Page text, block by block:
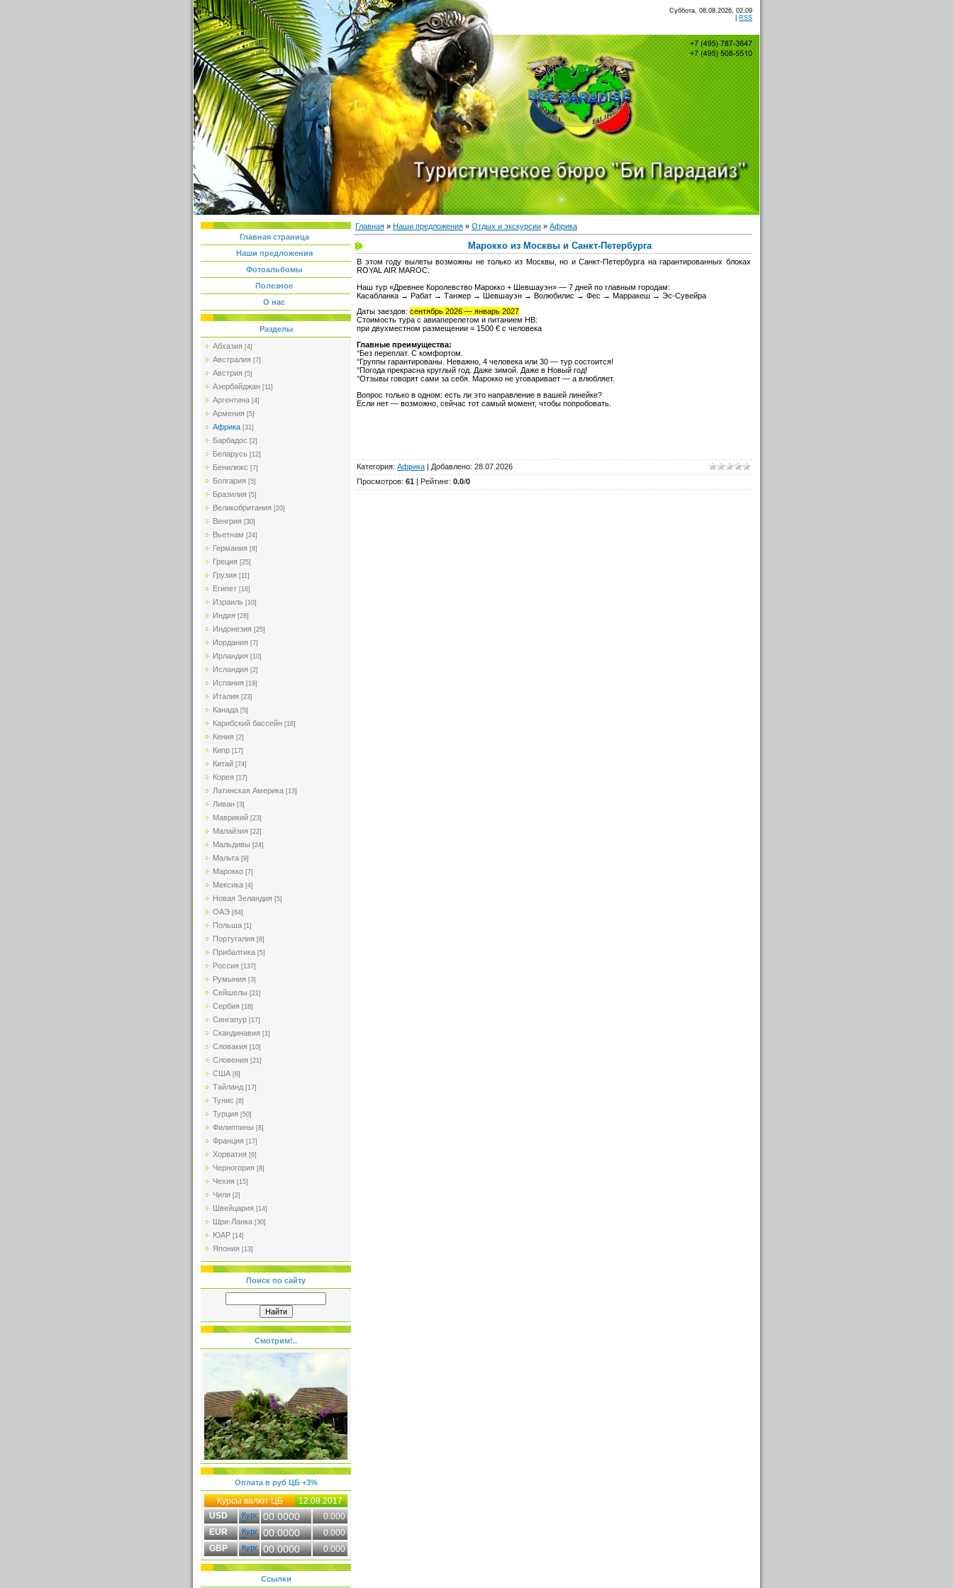
Суббота, 08.08.2026, 02:09
RSS
Главная страница
Наши предложения
Фотоальбомы
Полезное
О нас
Разделы
Абхазия [4]
Австралия [7]
Австрия [5]
Азербайджан [11]
Аргентина [4]
Армения [5]
Африка [31]
Барбадос [2]
Беларусь [12]
Бенилюкс [7]
Болгария [5]
Бразилия [5]
Великобритания [20]
Венгрия [30]
Вьетнам [24]
Германия [8]
Греция [25]
Грузия [11]
Египет [16]
Израиль [10]
Индия [28]
Индонезия [25]
Иордания [7]
Ирландия [10]
Исландия [2]
Испания [19]
Италия [23]
Канада [5]
Карибский бассейн [16]
Кения [2]
Кипр [17]
Китай [74]
Корея [17]
Латинская Америка [13]
Ливан [3]
Маврикий [23]
Малайзия [22]
Мальдивы [24]
Мальта [9]
Марокко [7]
Мексика [4]
Новая Зеландия [5]
ОАЭ [64]
Польша [1]
Португалия [8]
Прибалтика [5]
Россия [137]
Румыния [3]
Сейшелы [21]
Сербия [18]
Сингапур [17]
Скандинавия [1]
Словакия [10]
Словения [21]
США [6]
Тайланд [17]
Тунис [8]
Турция [50]
Филиппины [8]
Франция [17]
Хорватия [6]
Черногория [8]
Чехия [15]
Чили [2]
Швейцария [14]
Шри-Ланка [30]
ЮАР [14]
Япония [13]
Поиск по сайту
Смотрим!..
Оплата в руб ЦБ +3%
Курсы валют ЦБ
12.08.2017
USD
00.0000
0.000
EUR
00.0000
0.000
GBP
00.0000 0.000
Ссылки
Главная » Наши предложения » Отдых и экскурсии » Африка
Марокко из Москвы и Санкт-Петербурга
В этом году вылеты возможны не только из Москвы, но и Санкт-Петербурга на гарантированных блоках
ROYAL AIR MAROC.
Наш тур «Древнее Королевство Марокко + Шевшауэн» — 7 дней по главным городам:
Касабланка → Рабат → Танжер → Шевшауэн → Волюбилис → Фес → Марракеш → Эс-Сувейра
Даты заездов: сентябрь 2026 — январь 2027
Стоимость тура с авиаперелетом и питанием HB:⁣⁣
при двухместном размещении = 1500 € с человека
Главные преимущества:
°Без переплат. С комфортом.
°Группы гарантированы. Неважно, 4 человека или 30 — тур состоится!
°Погода прекрасна круглый год. Даже зимой. Даже в Новый год!
°Отзывы говорят сами за себя. Марокко не уговаривает — а влюбляет.
Вопрос только в одном: есть ли это направление в вашей линейке?
Если нет — возможно, сейчас тот самый момент, чтобы попробовать.
Категория: Африка | Добавлено: 28.07.2026
Просмотров: 61 | Рейтинг: 0.0/0